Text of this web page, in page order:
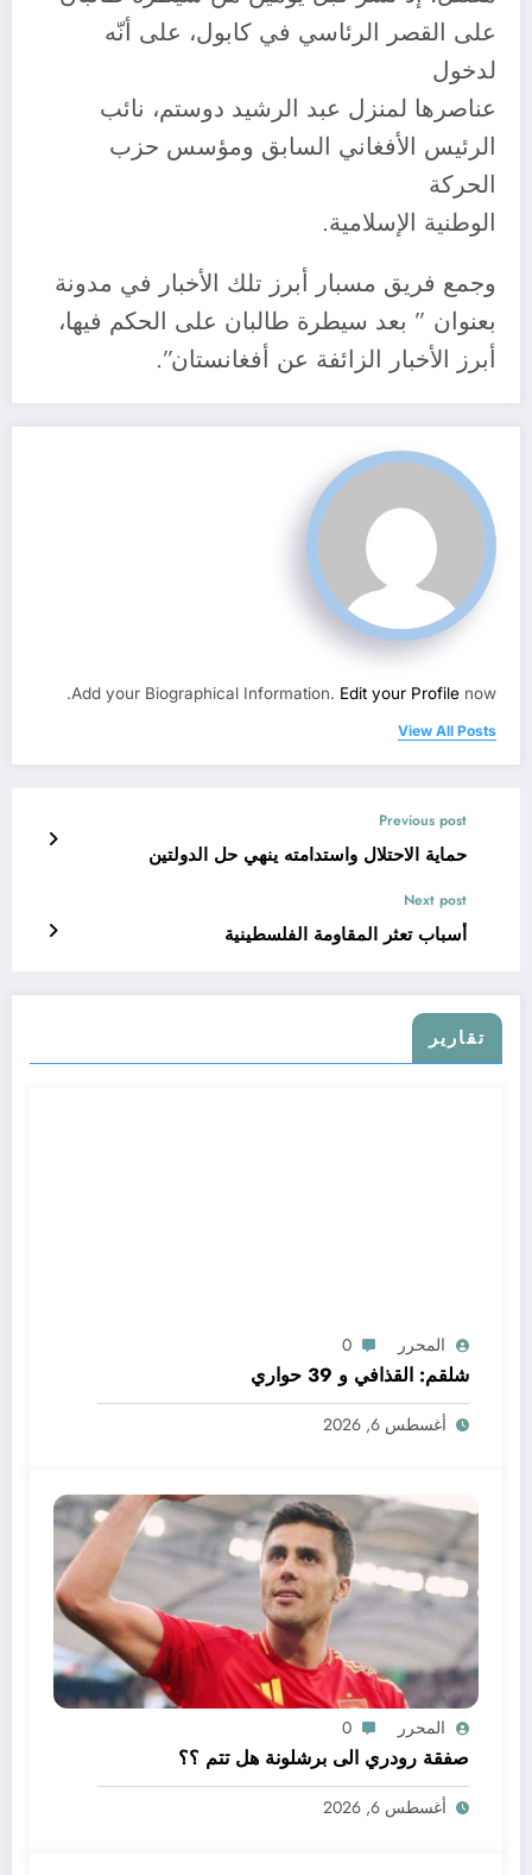
على القصر الرئاسي في كابول، على أنّه
لدخول
عناصرها لمنزل عبد الرشيد دوستم، نائب
الرئيس الأفغاني السابق ومؤسس حزب
الحركة
الوطنية الإسلامية.
وجمع فريق مسبار أبرز تلك الأخبار في مدونة
بعنوان ” بعد سيطرة طالبان على الحكم فيها،
أبرز الأخبار الزائفة عن أفغانستان”.
Add your Biographical Information. Edit your Profile now.
View All Posts
Previous post
حماية الاحتلال واستدامته ينهي حل الدولتين
Next post
أسباب تعثر المقاومة الفلسطينية
تقارير
المحرر 0
شلقم: القذافي و 39 حواري
أغسطس 6, 2026
المحرر 0
صفقة رودري الى برشلونة هل تتم ؟؟
أغسطس 6, 2026